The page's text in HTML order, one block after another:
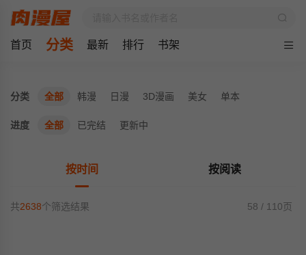
首页 分类 最新 排行 书架
分类 全部 韩漫 日漫 3D漫画 美女 单本
进度 全部 已完结 更新中
按时间 按阅读
58 / 110页
共2638个筛选结果